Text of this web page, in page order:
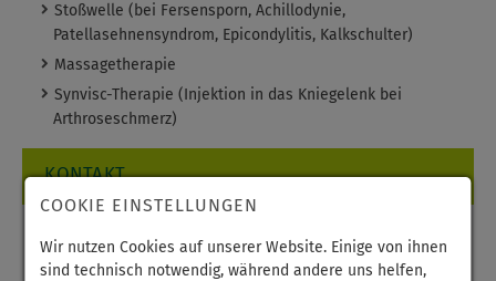
Stoßwelle (bei Fersensporn, Achillodynie,
Patellasehnensyndrom, Epicondylitis, Kalkschulter)
Massagetherapie
Synvisc-Therapie (Injektion in das Kniegelenk bei
Arthroseschmerz)
KONTAKT
Medizinisches Versorgungszentrum
Praxis für Chirurgie
COOKIE EINSTELLUNGEN
Wir nutzen Cookies auf unserer Website. Einige von ihnen
sind technisch notwendig, während andere uns helfen,